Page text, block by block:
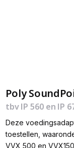
Poly
tbv IP 560 en IP
Deze
toestellen,
VVX 500 en